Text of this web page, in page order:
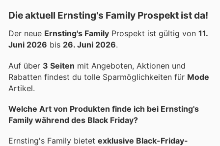
Die aktuell Ernsting's Family Prospekt ist da!
Der neue Ernsting's Family Prospekt ist gültig von 11.
Juni 2026 bis 26. Juni 2026.
Auf über 3 Seiten mit Angeboten, Aktionen und
Rabatten findest du tolle Sparmöglichkeiten für Mode
Artikel.
Welche Art von Produkten finde ich bei Ernsting's
Family während des Black Friday?
Ernsting's Family bietet exklusive Black-Friday-